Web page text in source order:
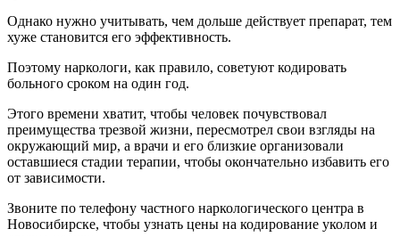
Однако нужно учитывать, чем дольше действует препарат, тем
хуже становится его эффективность.
Поэтому наркологи, как правило, советуют кодировать
больного сроком на один год.
Этого времени хватит, чтобы человек почувствовал
преимущества трезвой жизни, пересмотрел свои взгляды на
окружающий мир, а врачи и его близкие организовали
оставшиеся стадии терапии, чтобы окончательно избавить его
от зависимости.
Звоните по телефону частного наркологического центра в
Новосибирске, чтобы узнать цены на кодирование уколом и